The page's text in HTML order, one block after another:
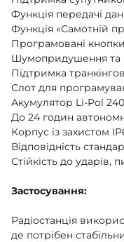
Функція передачі
Функція «Самотній
Програмовані
Шумопридушення та
Підтримка
Слот для
Акумулятор Li-Pol
До 24 годин
Корпус із захистом
Відповідність
Стійкість до ударів,
Застосування:
Радіостанція
де потрібен